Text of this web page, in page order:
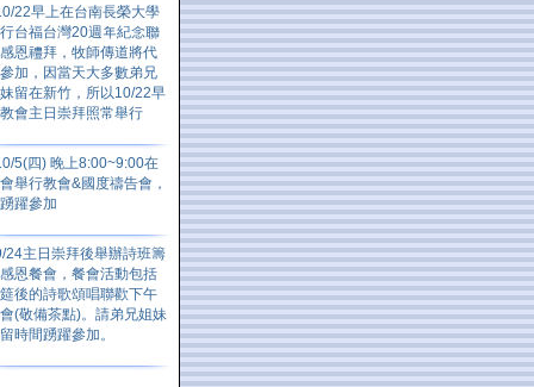
22早上在台南長榮大學
台福台灣20週年紀念聯
恩禮拜，牧師傳道將代
加，因當天大多數弟兄
留在新竹，所以10/22早
會主日崇拜照常舉行
5(四) 晚上8:00~9:00在
舉行教會&國度禱告會，
躍參加
24主日崇拜後舉辦詩班籌
恩餐會，餐會活動包括
後的詩歌頌唱聯歡下午
(敬備茶點)。請弟兄姐妹
時間踴躍參加。